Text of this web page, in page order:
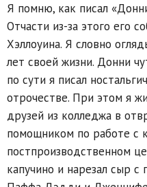
Я помню, как писал
Отчасти из-за этого его
Хэллоуина. Я словно
лет своей жизни. Донни
по сути я писал
отрочестве. При этом я
друзей из колледжа в
помощником по работе с
постпроизводственном
капучино и нарезал сыр